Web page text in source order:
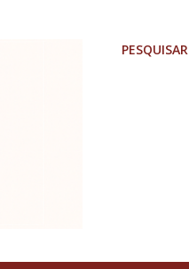
PESQUISAR